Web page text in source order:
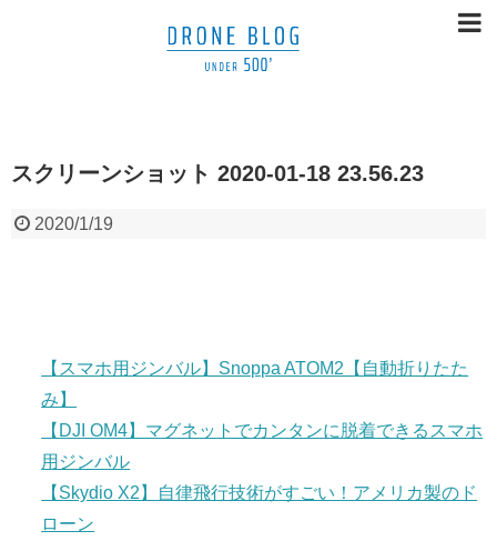
スクリーンショット 2020-01-18 23.56.23
2020/1/19
【スマホ用ジンバル】Snoppa ATOM2【自動折りたた
み】
【DJI OM4】マグネットでカンタンに脱着できるスマホ
用ジンバル
【Skydio X2】自律飛行技術がすごい！アメリカ製のド
ローン